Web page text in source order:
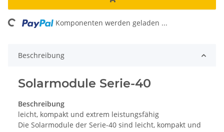
Komponenten werden geladen ...
Beschreibung
Solarmodule Serie-40
Beschreibung
leicht, kompakt und extrem leistungsfähig
Die Solarmodule der Serie-40 sind leicht, kompakt und